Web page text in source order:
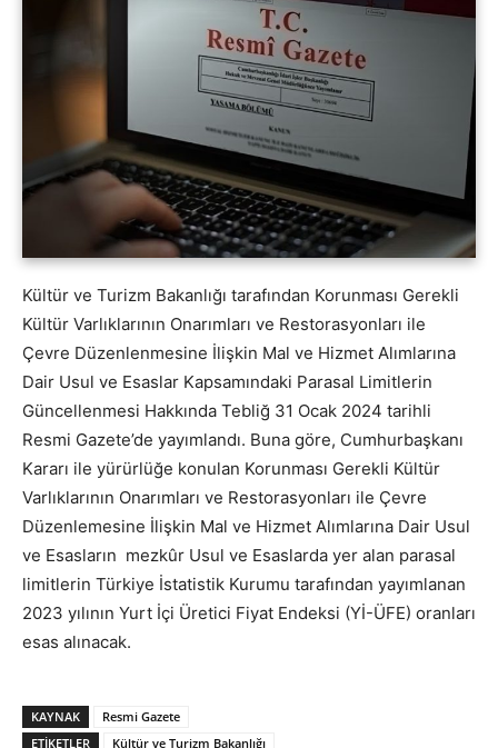
Kültür ve Turizm Bakanlığı tarafından Korunması Gerekli
Kültür Varlıklarının Onarımları ve Restorasyonları ile
Çevre Düzenlenmesine İlişkin Mal ve Hizmet Alımlarına
Dair Usul ve Esaslar Kapsamındaki Parasal Limitlerin
Güncellenmesi Hakkında Tebliğ 31 Ocak 2024 tarihli
Resmi Gazete’de yayımlandı. Buna göre, Cumhurbaşkanı
Kararı ile yürürlüğe konulan Korunması Gerekli Kültür
Varlıklarının Onarımları ve Restorasyonları ile Çevre
Düzenlemesine İlişkin Mal ve Hizmet Alımlarına Dair Usul
ve Esasların mezkûr Usul ve Esaslarda yer alan parasal
limitlerin Türkiye İstatistik Kurumu tarafından yayımlanan
2023 yılının Yurt İçi Üretici Fiyat Endeksi (Yİ-ÜFE) oranları
esas alınacak.
KAYNAK
Resmi Gazete
ETİKETLER
Kültür ve Turizm Bakanlığı